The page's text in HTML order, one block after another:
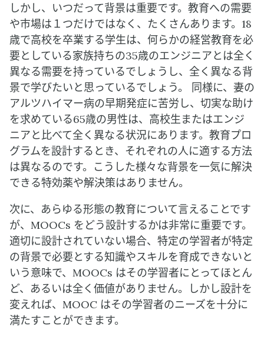
しかし、いつだって背景は重要です。教育への需要
や市場は１つだけではなく、たくさんあります。18
歳で高校を卒業する学生は、何らかの経営教育を必
要としている家族持ちの35歳のエンジニアとは全く
異なる需要を持っているでしょうし、全く異なる背
景で学びたいと思っているでしょう。 同様に、妻の
アルツハイマー病の早期発症に苦労し、切実な助け
を求めている65歳の男性は、高校生またはエンジ
ニアと比べて全く異なる状況にあります。教育プロ
グラムを設計するとき、それぞれの人に適する方法
は異なるのです。こうした様々な背景を一気に解決
できる特効薬や解決策はありません。
次に、あらゆる形態の教育について言えることです
が、MOOCs をどう設計するかは非常に重要です。
適切に設計されていない場合、特定の学習者が特定
の背景で必要とする知識やスキルを育成できないと
いう意味で、MOOCs はその学習者にとってほとん
ど、あるいは全く価値がありません。しかし設計を
変えれば、MOOC はその学習者のニーズを十分に
満たすことができます。